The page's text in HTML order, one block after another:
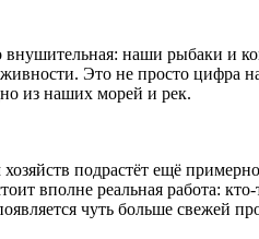
внушительная: наши рыбаки
Это не просто цифра
из наших морей и рек.
подрастёт ещё
вполне реальная работа:
чуть больше свежей